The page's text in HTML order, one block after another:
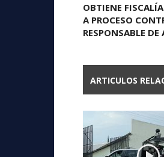
OBTIENE
A PROCESO
RESPONSABLE
ARTICULOS